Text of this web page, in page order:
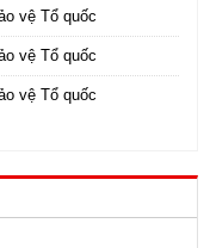
vệ Tổ quốc
vệ Tổ quốc
vệ Tổ quốc